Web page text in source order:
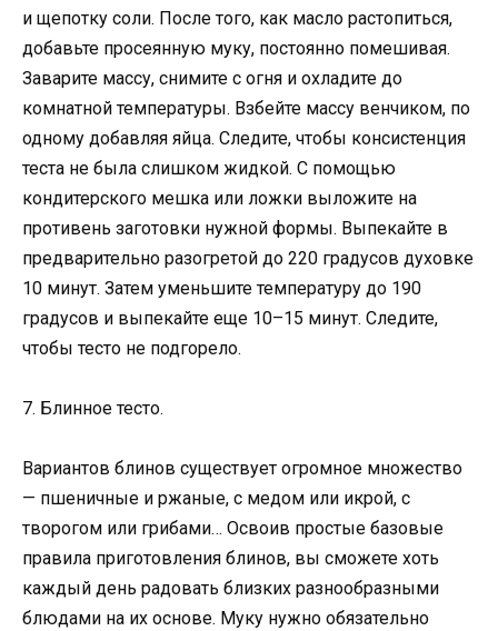
и щепотку соли. После того, как масло растопиться,
добавьте просеянную муку, постоянно помешивая.
Заварите массу, снимите с огня и охладите до
комнатной температуры. Взбейте массу венчиком, по
одному добавляя яйца. Следите, чтобы консистенция
теста не была слишком жидкой. С помощью
кондитерского мешка или ложки выложите на
противень заготовки нужной формы. Выпекайте в
предварительно разогретой до 220 градусов духовке
10 минут. Затем уменьшите температуру до 190
градусов и выпекайте еще 10–15 минут. Следите,
чтобы тесто не подгорело.
7. Блинное тесто.
Вариантов блинов существует огромное множество
— пшеничные и ржаные, с медом или икрой, с
творогом или грибами… Освоив простые базовые
правила приготовления блинов, вы сможете хоть
каждый день радовать близких разнообразными
блюдами на их основе. Муку нужно обязательно